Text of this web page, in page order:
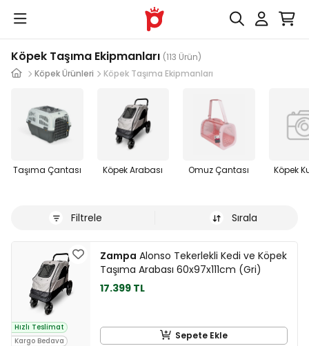
Köpek Taşıma Ekipmanları (113 Ürün)
Köpek Ürünleri
Köpek Taşıma Ekipmanları
Taşıma Çantası Köpek Arabası Omuz Çantası Köpek
Filtrele Sırala
Hızlı Teslimat
Kargo Bedava
Zampa Alonso Tekerlekli Kedi ve Köpek
Taşıma Arabası 60x97x111cm (Gri)
17.399 TL
Sepete Ekle